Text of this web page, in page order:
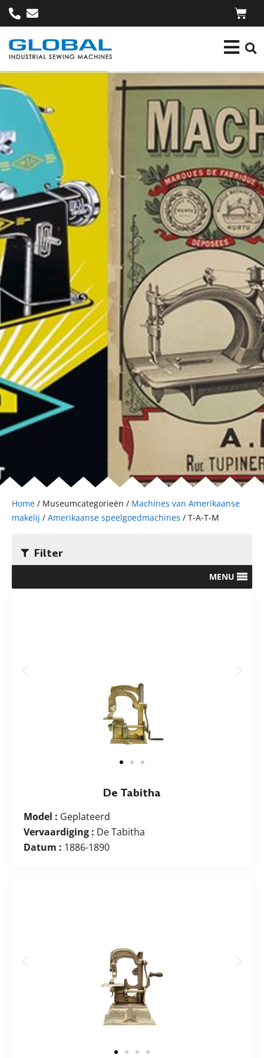
Home / Museumcategorieën / Machines van Amerikaanse
makelij / Amerikaanse speelgoedmachines / T-A-T-M
Filter
MENU
De Tabitha
Model : Geplateerd
Vervaardiging : De Tabitha
Datum : 1886-1890